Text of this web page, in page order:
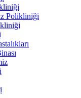
Polikliniği